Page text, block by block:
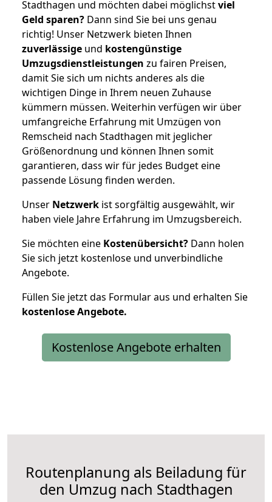
Stadthagen und möchten dabei möglichstviel
Geld sparen? Dann sind Sie bei uns genau
richtig! Unser Netzwerk bieten Ihnen
zuverlässige und kostengünstige
Umzugsdienstleistungen zu fairen Preisen,
damit Sie sich um nichts anderes als die
wichtigen Dinge in Ihrem neuen Zuhause
kümmern müssen. Weiterhin verfügen wir über
umfangreiche Erfahrung mit Umzügen von
Remscheid nach Stadthagen mit jeglicher
Größenordnung und können Ihnen somit
garantieren, dass wir für jedes Budget eine
passende Lösung finden werden.
Unser Netzwerk ist sorgfältig ausgewählt, wir
haben viele Jahre Erfahrung im Umzugsbereich.
Sie möchten eine Kostenübersicht? Dann holen
Sie sich jetzt kostenlose und unverbindliche
Angebote.
Füllen Sie jetzt das Formular aus und erhalten Sie
kostenloseAngebote.
Kostenlose Angebote erhalten
Routenplanung als Beiladung für
den Umzug nach Stadthagen